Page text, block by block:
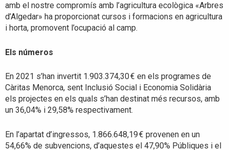
amb el nostre compromís amb l’agricultura ecològica «Arbres
d’Algedar» ha proporcionat cursos i formacions en agricultura
i horta, promovent l’ocupació al camp.
Els números
En 2021 s’han invertit 1.903.374,30 € en els programes de
Càritas Menorca, sent Inclusió Social i Economia Solidària
els projectes en els quals s’han destinat més recursos, amb
un 36,04% i 29,58% respectivament.
En l’apartat d’ingressos, 1.866.648,19 € provenen en un
54,66% de subvencions, d’aquestes el 47,90% Públiques i el